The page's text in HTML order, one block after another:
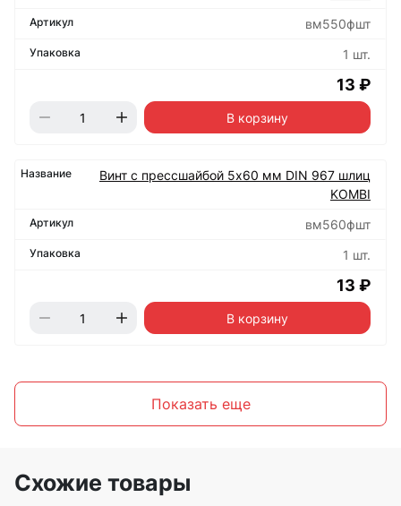
вм550фшт
1 шт.
13 ₽
В корзину
Винт с прессшайбой 5х60 мм DIN 967 шлиц
KOMBI
вм560фшт
1 шт.
13 ₽
В корзину
Показать еще
Схожие товары